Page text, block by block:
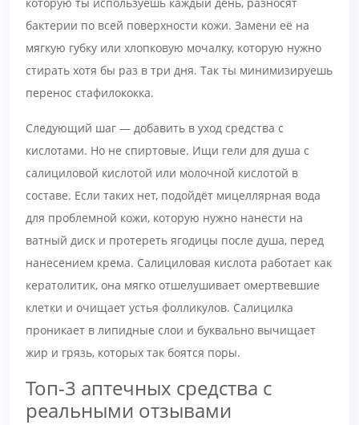
которую ты используешь каждый день, разносят
бактерии по всей поверхности кожи. Замени её на
мягкую губку или хлопковую мочалку, которую нужно
стирать хотя бы раз в три дня. Так ты минимизируешь
перенос стафилококка.
Следующий шаг — добавить в уход средства с
кислотами. Но не спиртовые. Ищи гели для душа с
салициловой кислотой или молочной кислотой в
составе. Если таких нет, подойдёт мицеллярная вода
для проблемной кожи, которую нужно нанести на
ватный диск и протереть ягодицы после душа, перед
нанесением крема. Салициловая кислота работает как
кератолитик, она мягко отшелушивает омертвевшие
клетки и очищает устья фолликулов. Салицилка
проникает в липидные слои и буквально вычищает
жир и грязь, которых так боятся поры.
Топ-3 аптечных средства с
реальными отзывами